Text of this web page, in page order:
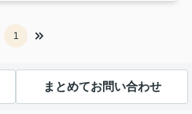
1
まとめてお問い合わせ